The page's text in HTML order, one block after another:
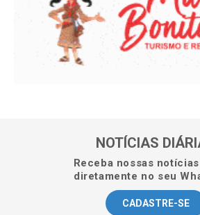
NOTÍCIAS
Receba nossas
diretamente no seu
CADASTRE-SE